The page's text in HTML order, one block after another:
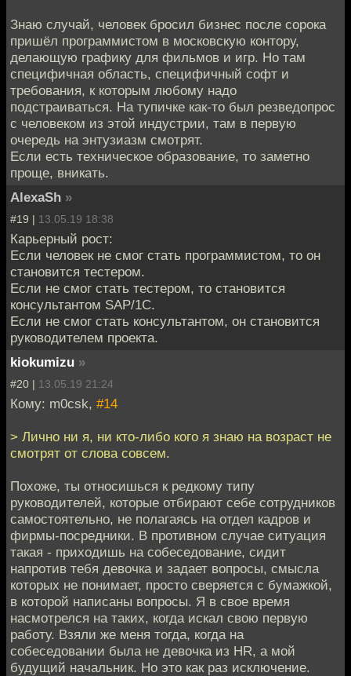
Знаю случай, человек бросил бизнес после сорока
пришёл программистом в московскую контору,
делающую графику для фильмов и игр. Но там
специфичная область, специфичный софт и
требования, к которым любому надо
подстраиваться. На тупичке как-то был резведопрос
с человеком из этой индустрии, там в первую
очередь на энтузиазм смотрят.
Если есть техническое образование, то заметно
проще, вникать.
AlexaSh »
#19 | 13.05.19 18:38
Карьерный рост:
Если человек не смог стать программистом, то он
становится тестером.
Если не смог стать тестером, то становится
консультантом SAP/1C.
Если не смог стать консультантом, он становится
руководителем проекта.
kiokumizu »
#20 | 13.05.19 21:24
Кому: m0csk, #14
> Лично ни я, ни кто-либо кого я знаю на возраст не
смотрят от слова совсем.
Похоже, ты относишься к редкому типу
руководителей, которые отбирают себе сотрудников
самостоятельно, не полагаясь на отдел кадров и
фирмы-посредники. В противном случае ситуация
такая - приходишь на собеседование, сидит
напротив тебя девочка и задает вопросы, смысла
которых не понимает, просто сверяется с бумажкой,
в которой написаны вопросы. Я в свое время
насмотрелся на таких, когда искал свою первую
работу. Взяли же меня тогда, когда на
собеседовании была не девочка из HR, а мой
будущий начальник. Но это как раз исключение.